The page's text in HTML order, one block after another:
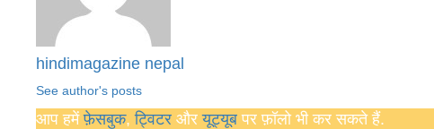
hindimagazine nepal
See author's posts
आप हमेंफ़ेसबुक,ट्विटरऔरयूट्यूब पर फ़ॉलो भी कर सकते हैं.